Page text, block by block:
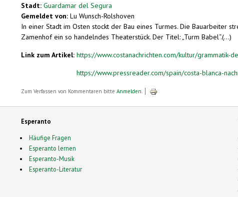
Stadt: Guardamar del Segura
Gemeldet von: Lu Wunsch-Rolshoven
In einer Stadt im Osten stockt der Bau eines Turmes. Die Bauarbeiter
Zamenhof ein so handelndes Theaterstück. Der Titel: „Turm Babel“.(...)
Link zum Artikel: https://www.costanachrichten.com/kultur/grammatik-
https://www.pressreader.com/spain/costa-blanca-
Zum Verfassen von Kommentaren bitte Anmelden.
Esperanto
Häufige Fragen
Esperanto lernen
Esperanto-Musik
Esperanto-Literatur